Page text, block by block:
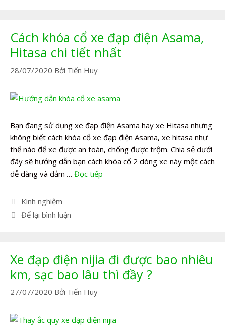
Cách khóa cổ xe đạp điện Asama,
Hitasa chi tiết nhất
28/07/2020 Bởi Tiến Huy
Bạn đang sử dụng xe đạp điện Asama hay xe Hitasa nhưng
không biết cách khóa cổ xe đạp điện Asama, xe hitasa như
thế nào để xe được an toàn, chống được trộm. Chia sẻ dưới
đây sẽ hướng dẫn bạn cách khóa cổ 2 dòng xe này một cách
dễ dàng và đảm … Đọc tiếp
Danh
mục
Kinh nghiệm
Để lại bình luận
Xe đạp điện nijia đi được bao nhiêu
km, sạc bao lâu thì đầy ?
27/07/2020 Bởi Tiến Huy